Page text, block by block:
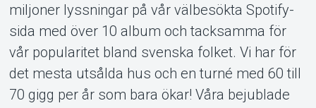
miljoner lyssningar på vår välbesökta Spotify-
sida med över 10 album och tacksamma för
vår popularitet bland svenska folket. Vi har för
det mesta utsålda hus och en turné med 60 till
70 gigg per år som bara ökar! Våra bejublade